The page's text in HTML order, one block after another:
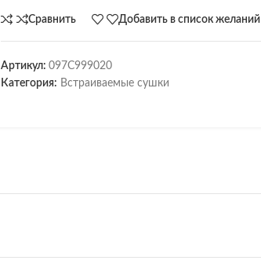
Сравнить Добавить в список желаний
Артикул: 097С999020
Категория: Встраиваемые сушки